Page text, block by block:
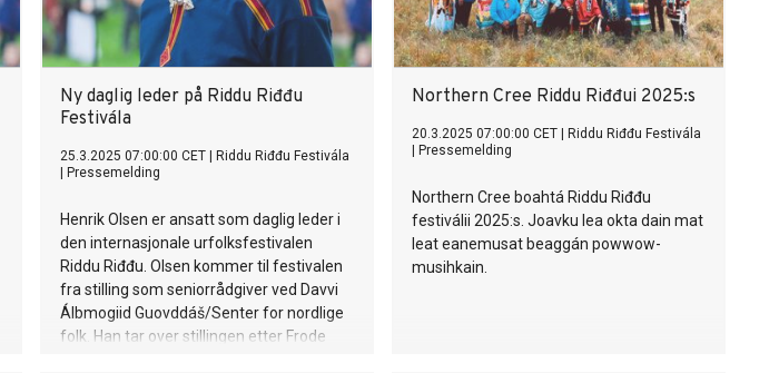
Ny daglig leder på Riddu Riđđu
Festivála
25.3.2025 07:00:00 CET
Riddu Riđđu Festivála
Pressemelding
Henrik Olsen er ansatt som daglig leder i
den internasjonale urfolksfestivalen
Riddu Riđđu. Olsen kommer til festivalen
fra stilling som seniorrådgiver ved Davvi
Álbmogiid Guovddáš/Senter for nordlige
folk. Han tar over stillingen etter Frode
Northern Cree Riddu Riđđui 2025:s
20.3.2025 07:00:00 CET
Riddu Riđđu Festivála
Pressemelding
Northern Cree boahtá Riddu Riđđu
festiválii 2025:s. Joavku lea okta dain mat
leat eanemusat beaggán powwow-
musihkain.